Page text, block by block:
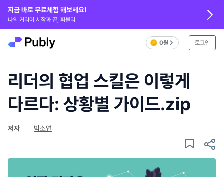
지금 바로 무료체험 해보세요!
나의 커리어 시작과 끝, 퍼블리
0원 로그인
리더의 협업 스킬은 이렇게
다르다: 상황별 가이드.zip
저자 박소연